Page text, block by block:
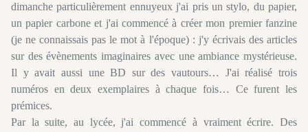
dimanche particulièrement ennuyeux j'ai pris un stylo, du papier,
un papier carbone et j'ai commencé à créer mon premier fanzine
(je ne connaissais pas le mot à l'époque) : j'y écrivais des articles
sur des évènements imaginaires avec une ambiance mystérieuse.
Il y avait aussi une BD sur des vautours… J'ai réalisé trois
numéros en deux exemplaires à chaque fois… Ce furent les
prémices.
Par la suite, au lycée, j'ai commencé à vraiment écrire. Des